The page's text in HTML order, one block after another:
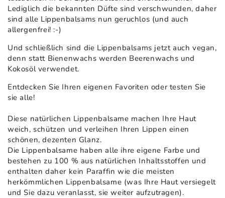
Lediglich die bekannten Düfte sind verschwunden, daher
sind alle Lippenbalsams nun geruchlos (und auch
allergenfrei! :-)
Und schließlich sind die Lippenbalsams jetzt auch vegan,
denn statt Bienenwachs werden Beerenwachs und
Kokosöl verwendet.
Entdecken Sie Ihren eigenen Favoriten oder testen Sie
sie alle!
Diese natürlichen Lippenbalsame machen Ihre Haut
weich, schützen und verleihen Ihren Lippen einen
schönen, dezenten Glanz.
Die Lippenbalsame haben alle ihre eigene Farbe und
bestehen zu 100 % aus natürlichen Inhaltsstoffen und
enthalten daher kein Paraffin wie die meisten
herkömmlichen Lippenbalsame (was Ihre Haut versiegelt
und Sie dazu veranlasst, sie weiter aufzutragen).